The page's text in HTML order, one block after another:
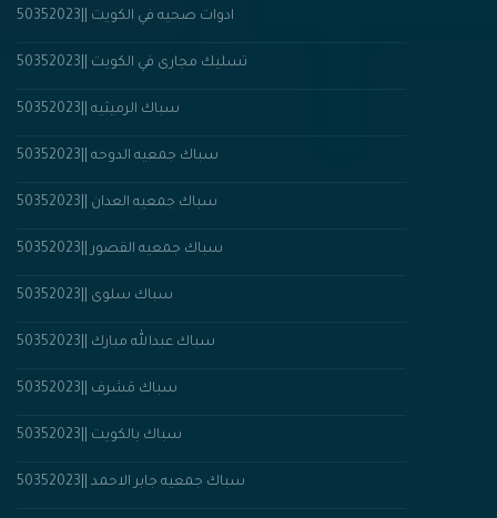
ادوات صحيه في الكويت ||50352023
تسليك مجارى في الكويت ||50352023
سباك الرميثيه ||50352023
سباك جمعيه الدوحه ||50352023
سباك جمعيه العدان ||50352023
سباك جمعيه القصور ||50352023
سباك سلوى ||50352023
سباك عبدالله مبارك ||50352023
سباك مَشرف ||50352023
سباك بالكويت ||50352023
سباك جمعيه جابر الاحمد ||50352023